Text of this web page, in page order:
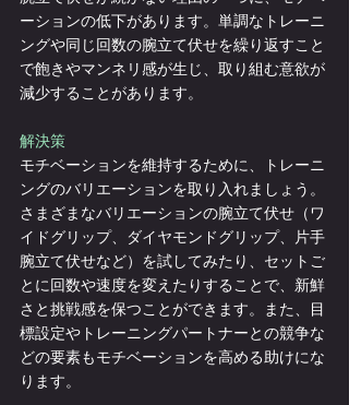
ーションの低下があります。単調なトレーニ
ングや同じ回数の腕立て伏せを繰り返すこと
で飽きやマンネリ感が生じ、取り組む意欲が
減少することがあります。
解決策
モチベーションを維持するために、トレーニ
ングのバリエーションを取り入れましょう。
さまざまなバリエーションの腕立て伏せ（ワ
イドグリップ、ダイヤモンドグリップ、片手
腕立て伏せなど）を試してみたり、セットご
とに回数や速度を変えたりすることで、新鮮
さと挑戦感を保つことができます。また、目
標設定やトレーニングパートナーとの競争な
どの要素もモチベーションを高める助けにな
ります。